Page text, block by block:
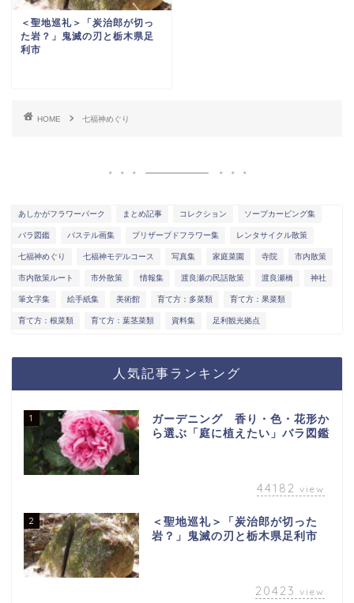
＜聖地巡礼＞「炭治郎が切っ
た岩？」鬼滅の刃と栃木県足
利市
HOME 七福神めぐり
あしかがフラワーパーク まとめ記事 コレクション ソープカービング集
バラ図鑑 パステル画集 プリザーブドフラワー集 レンタサイクル散策
七福神めぐり 七福神モデルコース 写真集 家庭菜園 寺院 市内散策
市内散策ルート 市外散策 情報集 渡良瀬の民話散策 渡良瀬橋 神社
筆文字集 絵手紙集 美術館 育て方：多菜類 育て方：果菜類
育て方：根菜類 育て方：葉茎菜類 資料集 足利観光拠点
人気記事ランキング
1
ガーデニング 香り・色・花形か
ら選ぶ「庭に植えたい」バラ図鑑
44182 view
2
＜聖地巡礼＞「炭治郎が切った
岩？」鬼滅の刃と栃木県足利市
20423 view